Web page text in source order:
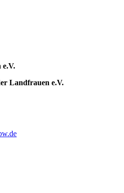
e.V.
Landfrauen e.V.